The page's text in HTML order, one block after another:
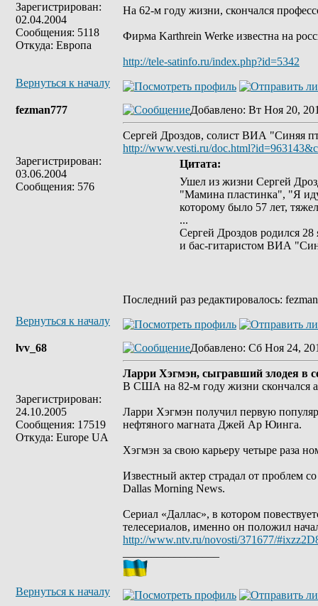
Зарегистрирован:
02.04.2004
Сообщения: 5118
Откуда: Европа
На 62-м году жизни, скончался
Фирма Karthrein Werke известна на
http://tele-satinfo.ru/index.php?id=5342
Вернуться к началу
fezman777
Зарегистрирован:
03.06.2004
Сообщения: 576
Добавлено: Вт Ноя 20,
Сергей Дроздов, солист ВИА "Синяя
http://www.vesti.ru/
Цитата:
Ушел из жизни Сергей
"Мамина пластинка", "Я
которому было 57 лет,
...
Сергей Дроздов родился
и бас-гитаристом ВИА
Последний раз редактировалось:
Вернуться к началу
lvv_68
Зарегистрирован:
24.10.2005
Сообщения: 17519
Откуда: Europe UA
Добавлено: Сб Ноя 24,
Ларри Хэгмэн, сыгравший злодея в
В США на 82-м году жизни скончался
Ларри Хэгмэн получил первую
нефтяного магната Джей Ар Юинга.
Хэгмэн за свою карьеру четыре раза
Известный актер страдал от проблем
Dallas Morning News.
Сериал «Даллас», в котором
телесериалов, именно он положил
http://www.ntv.ru/novosti/371677/
Вернуться к началу